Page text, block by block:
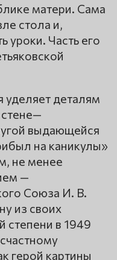
матери. Сама
стола и,
уроки. Часть его
деталям
выдающейся
на каникулы»
не менее
—
Союза И. В.
из своих
степени в 1949
герой картины